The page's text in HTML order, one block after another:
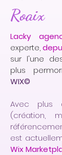
Roaix
Lacky
experte,
sur l'une
plus
WIX©
Avec plus
(création,
est
Wix